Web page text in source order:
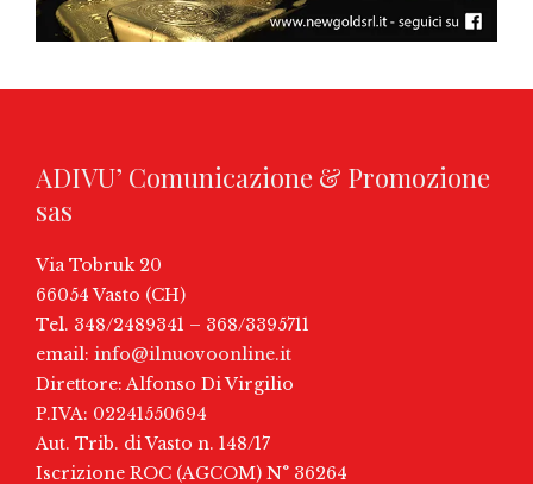
ADIVU’ Comunicazione & Promozione
sas
Via Tobruk 20
66054 Vasto (CH)
Tel. 348/2489341 – 368/3395711
email: info@ilnuovoonline.it
Direttore: Alfonso Di Virgilio
P.IVA: 02241550694
Aut. Trib. di Vasto n. 148/17
Iscrizione ROC (AGCOM) N° 36264